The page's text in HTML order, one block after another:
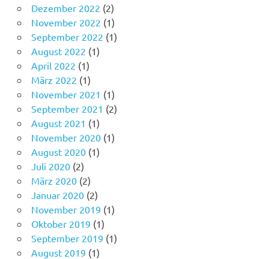
November 2022 (1)
September 2022 (1)
August 2022(1)
April 2022(1)
März 2022 (1)
November 2021
September 2021 (2)
August 2021(1)
November 2020
August 2020(1)
Juli 2020(2)
März 2020(2)
Januar 2020(2)
November 2019
Oktober 2019(1)
September 2019(1)
August 2019(1)
Juli 2019(1)